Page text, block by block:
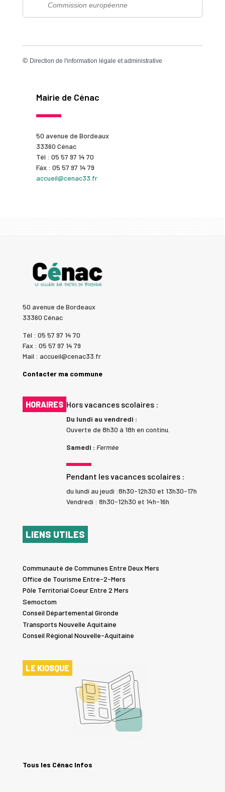
Commission européenne
© Direction de l'information légale et administrative
Mairie de Cénac
50 avenue de Bordeaux
33360 Cénac
Tél : 05 57 97 14 70
Fax : 05 57 97 14 79
accueil@cenac33.fr
50 avenue de Bordeaux
33360 Cénac
Tél : 05 57 97 14 70
Fax : 05 57 97 14 79
Mail : accueil@cenac33.fr
Contacter ma commune
HORAIRES Hors vacances scolaires :
Du lundi au vendredi :
Ouverte de 8h30 à 18h en continu.
Samedi : Fermée
Pendant les vacances scolaires :
du lundi au jeudi :8h30-12h30 et 13h30-17h
Vendredi : 8h30-12h30 et 14h-16h
LIENS UTILES
Communauté de Communes Entre Deux Mers
Office de Tourisme Entre-2-Mers
Pôle Territorial Coeur Entre 2 Mers
Semoctom
Conseil Départemental Gironde
Transports Nouvelle Aquitaine
Conseil Régional Nouvelle-Aquitaine
LE KIOSQUE
Tous les Cénac Infos